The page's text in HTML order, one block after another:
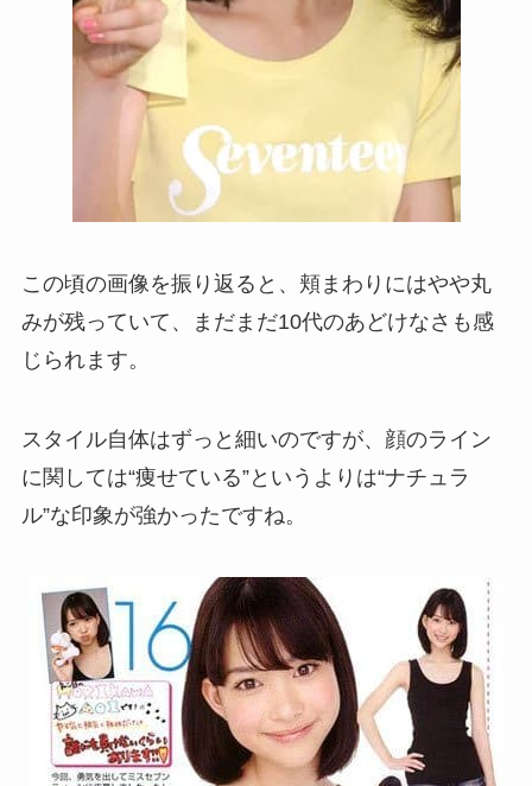
この頃の画像を振り返ると、頬まわりにはやや丸
みが残っていて、まだまだ10代のあどけなさも感
じられます。
スタイル自体はずっと細いのですが、顔のライン
に関しては“痩せている”というよりは“ナチュラ
ル”な印象が強かったですね。